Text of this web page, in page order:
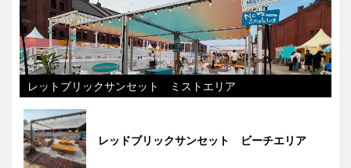
レットブリックサンセット ミストエリア
レッドブリックサンセット ビーチエリア